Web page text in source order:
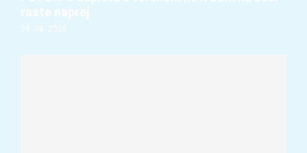
raste naprej
09. 08. 2026